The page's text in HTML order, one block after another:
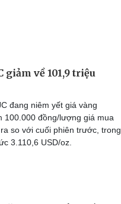
giảm về 101,9 triệu
đang niêm yết giá vàng
100.000 đồng/lượng giá mua
so với cuối phiên trước, trong
3.110,6 USD/oz.